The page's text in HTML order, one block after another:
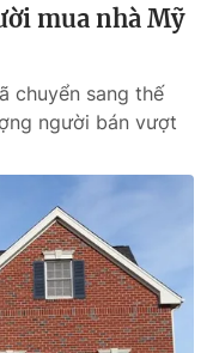
video
thao
sản
mua nhà Mỹ
chuyển sang thế
người bán vượt